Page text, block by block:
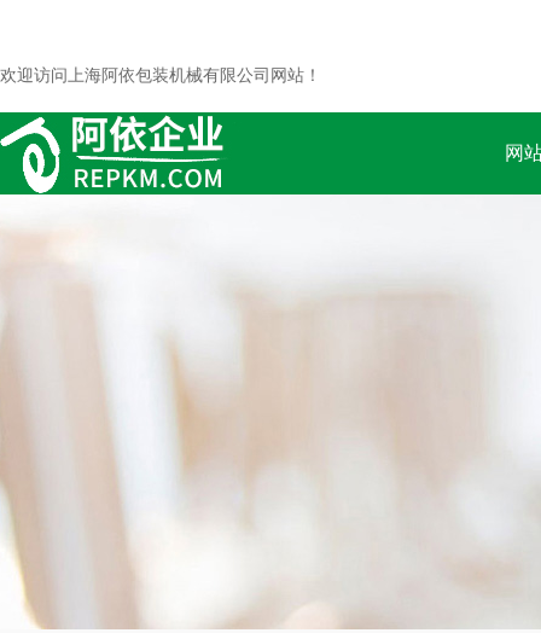
欢迎访问上海阿依包装机械有限公司网站！
网